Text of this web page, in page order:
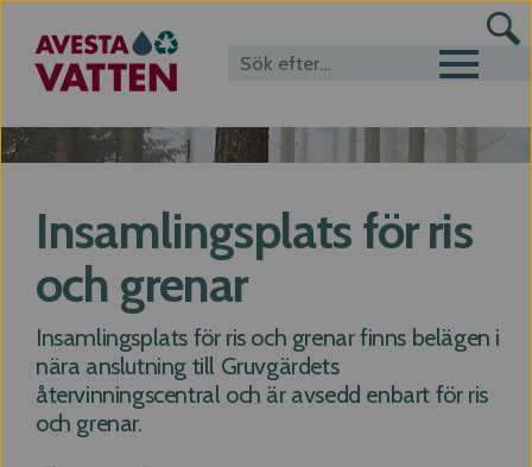
Toggle
Insamlingsplats för ris
och grenar
Insamlingsplats för ris och grenar finns belägen i
nära anslutning till Gruvgärdets
återvinningscentral och är avsedd enbart för ris
och grenar.